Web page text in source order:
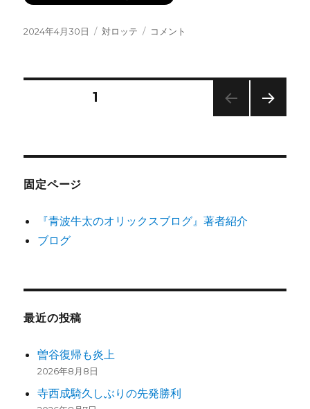
投
2024年4月30日
カ
対ロッテ
初
て
コメント
の
ペ
ー
固定ページ1
固定ページ
『青波牛太のオリックスブログ』著者紹介
ブログ
最近の投稿
曽谷復帰も炎上
2026年8月8日
寺西成騎久しぶりの先発勝利